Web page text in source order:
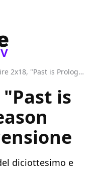
Empire 2x18, "Past is Prologue" [season finale]: la recensione
is
diciottesimo e